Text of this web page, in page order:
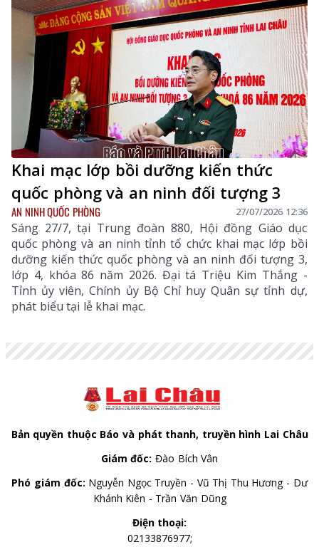
Khai mạc lớp bồi dưỡng kiến thức
quốc phòng và an ninh đối tượng 3
AN NINH QUỐC PHÒNG 27/07/2026 12:36
Sáng 27/7, tại Trung đoàn 880, Hội đồng Giáo dục
quốc phòng và an ninh tỉnh tổ chức khai mạc lớp bồi
dưỡng kiến thức quốc phòng và an ninh đối tượng 3,
lớp 4, khóa 86 năm 2026. Đại tá Triệu Kim Thắng -
Tỉnh ủy viên, Chính ủy Bộ Chỉ huy Quân sự tỉnh dự,
phát biểu tại lễ khai mạc.
Bản quyền thuộc Báo và phát thanh, truyền hình Lai Châu
Giám đốc: Đào Bích Vân
Phó giám đốc: Nguyễn Ngọc Truyền - Vũ Thị Thu Hương - Dư
Khánh Kiên - Trần Văn Dũng
Điện thoại:
02133876977;